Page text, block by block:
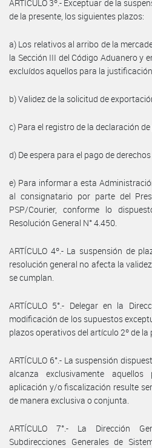
ARTÍCULO 3º.- Exceptuar de la
de la presente, los siguientes plazos:
a) Los relativos al arribo de la
la Sección III del Código Aduanero y
excluídos aquellos para la
b) Validez de la solicitud de
c) Para el registro de la declaración
d) De espera para el pago de
e) Para informar a esta
al consignatario por parte del
PSP/Courier, conforme lo
Resolución General N° 4.450.
ARTÍCULO 4º.- La suspensión de
resolución general no afecta la
se cumplan.
ARTÍCULO 5°.- Delegar en la
modificación de los supuestos
plazos operativos del artículo 2º de la
ARTÍCULO 6°.- La suspensión
alcanza exclusivamente
aplicación y/o fiscalización resulte
de manera exclusiva o conjunta.
ARTÍCULO 7°.- La Dirección
Subdirecciones Generales de